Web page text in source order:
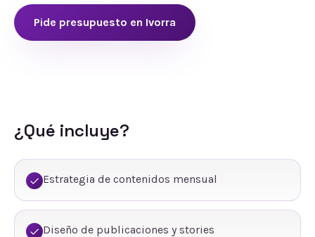
Pide presupuesto en Ivorra
¿Qué incluye?
Estrategia de contenidos mensual
Diseño de publicaciones y stories